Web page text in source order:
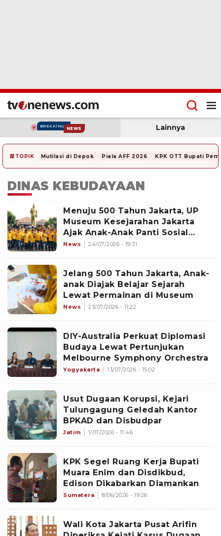
BREAKING NEWS Lainnya
# TOPIK Mutilasi di Depok Piala AFF 2026 KPK OTT Bupati
DINAS KEBUDAYAAN
Menuju 500 Tahun Jakarta, UP
Museum Kesejarahan Jakarta
Ajak Anak-Anak Panti Sosial
Petualang Sejarah
News 24/07/2026 - 19:31
Jelang 500 Tahun Jakarta, Anak-
anak Diajak Belajar Sejarah
Lewat Permainan di Museum
News 23/07/2026 - 11:22
DIY-Australia Perkuat Diplomasi
Budaya Lewat Pertunjukan
Melbourne Symphony Orchestra
Yogyakarta 13/07/2026 - 15:02
Usut Dugaan Korupsi, Kejari
Tulungagung Geledah Kantor
BPKAD dan Disbudpar
Jatim 1/07/2026 - 11:46
KPK Segel Ruang Kerja Bupati
Muara Enim dan Disdikbud,
Edison Dikabarkan Diamankan
Sumatera 8/06/2026 - 19:26
Wali Kota Jakarta Pusat Arifin